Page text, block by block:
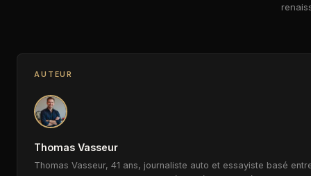
AUTEUR
Thomas Vasseur
Thomas Vasseur, 41 ans, journaliste auto et essayiste basé